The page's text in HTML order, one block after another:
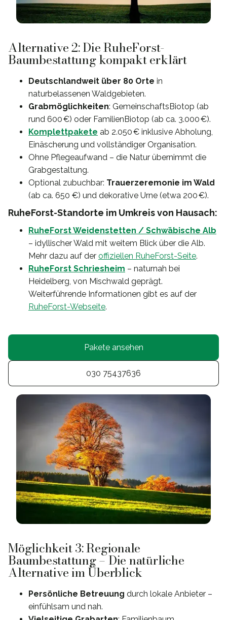
Alternative 2: Die RuheForst-
Baumbestattung kompakt erklärt
Deutschlandweit über 80 Orte in
naturbelassenen Waldgebieten.
Grabmöglichkeiten: GemeinschaftsBiotop (ab
rund 600 €) oder FamilienBiotop (ab ca. 3.000 €).
Komplettpakete ab 2.050 € inklusive Abholung,
Einäscherung und vollständiger Organisation.
Ohne Pflegeaufwand – die Natur übernimmt die
Grabgestaltung.
Optional zubuchbar: Trauerzeremonie im Wald
(ab ca. 650 €) und dekorative Urne (etwa 200 €).
RuheForst-Standorte im Umkreis von Hausach:
RuheForst Weidenstetten / Schwäbische Alb
– idyllischer Wald mit weitem Blick über die Alb.
Mehr dazu auf der offiziellen RuheForst-Seite.
RuheForst Schriesheim – naturnah bei
Heidelberg, von Mischwald geprägt.
Weiterführende Informationen gibt es auf der
RuheForst-Webseite.
Pakete ansehen
030 75437636
Möglichkeit 3: Regionale
Baumbestattung – Die natürliche
Alternative im Überblick
Persönliche Betreuung durch lokale Anbieter –
einfühlsam und nah.